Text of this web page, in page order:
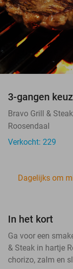
3-gangen
Bravo Grill & Steak
Roosendaal
Verkocht: 229
Dagelijks om
In het kort
Ga voor een
& Steak in hartje
chorizo, zalm en